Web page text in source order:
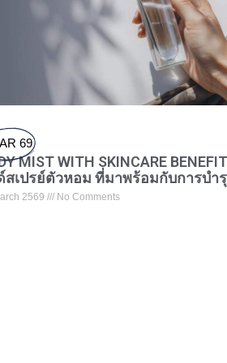
69
MIST WITH SKINCARE
สเปรย์ตัวหอม ที่มาพร้อมกับการบำ
2569 No Comments